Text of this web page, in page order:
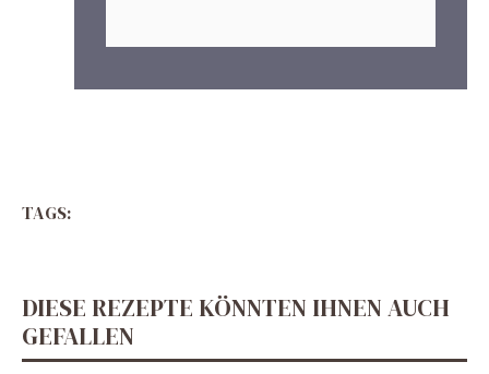
TAGS:
DIESE REZEPTE KÖNNTEN IHNEN AUCH
GEFALLEN